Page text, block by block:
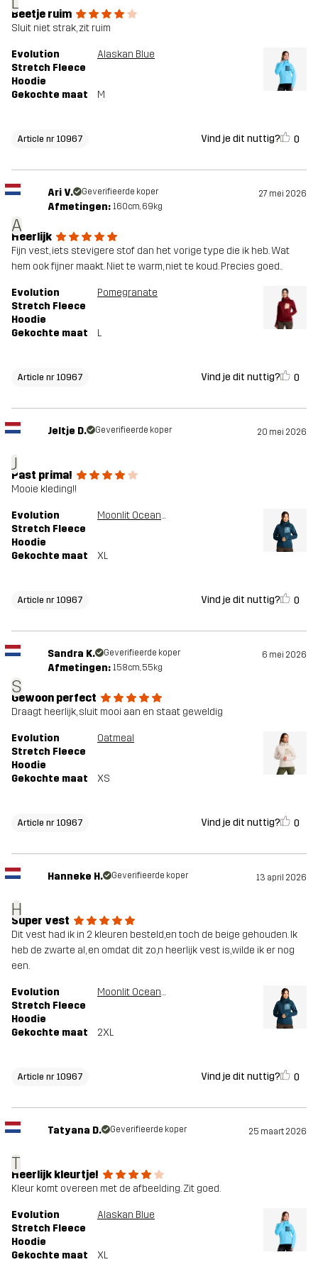
Beetje ruim
Sluit niet strak, zit ruim
Evolution
Stretch Fleece
Hoodie
Alaskan Blue
Gekochte maat M
Article nr 10967 Vind je dit nuttig? 0
A
Ari V. Geverifieerde koper 27 mei 2026
Afmetingen: 160cm, 69kg
Heerlijk
Fijn vest, iets stevigere stof dan het vorige type die ik heb. Wat
hem ook fijner maakt. Niet te warm, niet te koud. Precies goed..
Evolution
Stretch Fleece
Hoodie
Pomegranate
Gekochte maat L
Article nr 10967 Vind je dit nuttig? 0
J
Jeltje D. Geverifieerde koper 20 mei 2026
Past prima!
Mooie kleding!!
Evolution
Stretch Fleece
Hoodie
Moonlit Ocean/Stellar
Gekochte maat XL
Article nr 10967 Vind je dit nuttig? 0
S
Sandra K. Geverifieerde koper 6 mei 2026
Afmetingen: 158cm, 55kg
Gewoon perfect
Draagt heerlijk, sluit mooi aan en staat geweldig
Evolution
Stretch Fleece
Hoodie
Oatmeal
Gekochte maat XS
Article nr 10967 Vind je dit nuttig? 0
H
Hanneke H. Geverifieerde koper 13 april 2026
Super vest
Dit vest had ik in 2 kleuren besteld,en toch de beige gehouden. Ik
heb de zwarte al, en omdat dit zo,n heerlijk vest is,wilde ik er nog
een.
Evolution
Stretch Fleece
Hoodie
Moonlit Ocean/Stellar
Gekochte maat 2XL
Article nr 10967 Vind je dit nuttig? 0
T
Tatyana D. Geverifieerde koper 25 maart 2026
Heerlijk kleurtje!
Kleur komt overeen met de afbeelding. Zit goed.
Evolution
Stretch Fleece
Hoodie
Alaskan Blue
Gekochte maat XL